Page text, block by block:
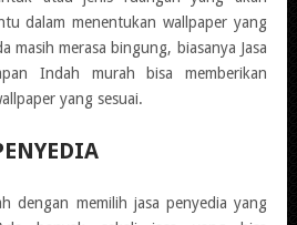
dalam menentukan wallpaper yang
masih merasa bingung, biasanya Jasa
Indah murah bisa memberikan
yang sesuai.
dengan memilih jasa penyedia yang